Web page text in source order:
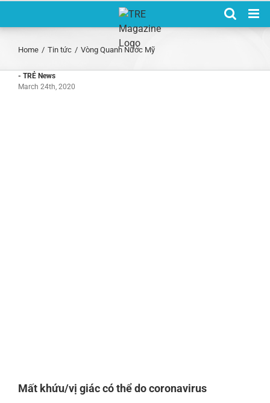
Home / Tin tức / Vòng Quanh Nước Mỹ
- TRẺ News
March 24th, 2020
Mất khứu/vị giác có thể do coronavirus